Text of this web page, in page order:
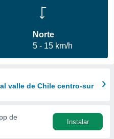
Norte
5
15 km/h
valle de Chile centro-sur
de
Instalar